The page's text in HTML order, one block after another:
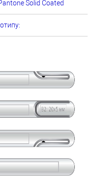
Solid Coated